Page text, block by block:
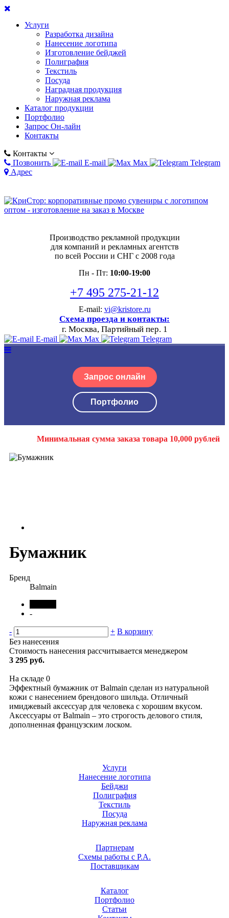
Услуги
Разработка дизайна
Нанесение логотипа
Изготовление бейджей
Полиграфия
Текстиль
Посуда
Наградная продукция
Наружная реклама
Каталог продукции
Портфолио
Запрос Он-лайн
Контакты
Контакты
Позвонить
E-mail Max
Telegram
Адрес
Производство рекламной продукции
для компаний и рекламных агентств
по всей России и СНГ с 2008 года
Пн - Пт: 10:00-19:00
+7 495 275-21-12
E-mail: vi@kristore.ru
Схема проезда и контакты:
г. Москва, Партийный пер. 1
E-mail Max Telegram
Запрос онлайн
Портфолио
Минимальная сумма заказа товара 10,000 рублей
Бумажник
Бренд
Balmain
-
- + В корзину
Без нанесения
Стоимость нанесения рассчитывается менеджером
3 295 руб.
На складе 0
Эффектный бумажник от Balmain сделан из натуральной
кожи с нанесением брендового шильда. Отличный
имиджевый аксессуар для человека с хорошим вкусом.
Аксессуары от Balmain – это строгость делового стиля,
дополненная французским лоском.
Услуги
Нанесение логотипа
Бейджи
Полиграфия
Текстиль
Посуда
Наружная реклама
Партнерам
Схемы работы с Р.А.
Поставщикам
Каталог
Портфолио
Статьи